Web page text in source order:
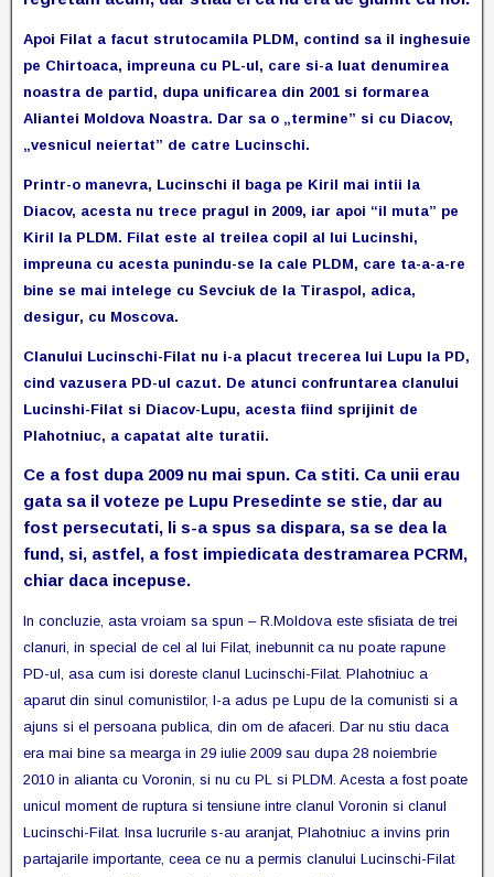
Apoi Filat a facut strutocamila PLDM, contind sa il inghesuie
pe Chirtoaca, impreuna cu PL-ul, care si-a luat denumirea
noastra de partid, dupa unificarea din 2001 si formarea
Aliantei Moldova Noastra. Dar sa o „termine” si cu Diacov,
„vesnicul neiertat” de catre Lucinschi.
Printr-o manevra, Lucinschi il baga pe Kiril mai intii la
Diacov, acesta nu trece pragul in 2009, iar apoi “il muta” pe
Kiril la PLDM. Filat este al treilea copil al lui Lucinshi,
impreuna cu acesta punindu-se la cale PLDM, care ta-a-a-re
bine se mai intelege cu Sevciuk de la Tiraspol, adica,
desigur, cu Moscova.
Clanului Lucinschi-Filat nu i-a placut trecerea lui Lupu la PD,
cind vazusera PD-ul cazut. De atunci confruntarea clanului
Lucinshi-Filat si Diacov-Lupu, acesta fiind sprijinit de
Plahotniuc, a capatat alte turatii.
Ce a fost dupa 2009 nu mai spun. Ca stiti. Ca unii erau
gata sa il voteze pe Lupu Presedinte se stie, dar au
fost persecutati, li s-a spus sa dispara, sa se dea la
fund, si, astfel, a fost impiedicata destramarea PCRM,
chiar daca incepuse.
In concluzie, asta vroiam sa spun – R.Moldova este sfisiata de trei
clanuri, in special de cel al lui Filat, inebunnit ca nu poate rapune
PD-ul, asa cum isi doreste clanul Lucinschi-Filat. Plahotniuc a
aparut din sinul comunistilor, l-a adus pe Lupu de la comunisti si a
ajuns si el persoana publica, din om de afaceri. Dar nu stiu daca
era mai bine sa mearga in 29 iulie 2009 sau dupa 28 noiembrie
2010 in alianta cu Voronin, si nu cu PL si PLDM. Acesta a fost poate
unicul moment de ruptura si tensiune intre clanul Voronin si clanul
Lucinschi-Filat. Insa lucrurile s-au aranjat, Plahotniuc a invins prin
partajarile importante, ceea ce nu a permis clanului Lucinschi-Filat